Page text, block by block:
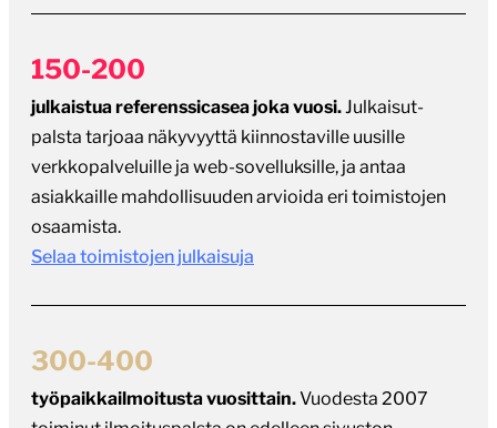
palsta tarjoaa näkyvyyttä kiinnostaville uusille
asiakkaille mahdollisuuden arvioida eri toimistojen
osaamista.
Selaa toimistojen julkaisuja
300-400
toiminut ilmoituspalsta on edelleen sivuston
useammankin työpaikan palstan kautta vuosien
varrella.